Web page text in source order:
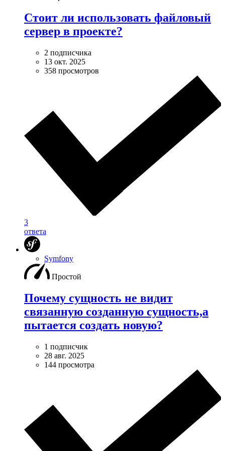
Стоит ли использовать файловый
сервер в проекте?
2 подписчика
13 окт. 2025
358 просмотров
3
ответа
Symfony
Простой
Почему сущность не видит
связанную созданную сущность,а
пытается создать новую?
1 подписчик
28 авг. 2025
144 просмотра